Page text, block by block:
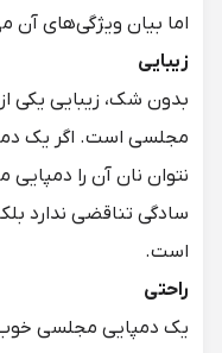
اما بیان ویژگی‌های آن
زیبایی
بدون شک، زیبایی یکی
مجلسی است. اگر یک
نتوان نان آن را
سادگی تناقضی ندارد
است.
راحتی
یک دمپایی مجلسی خوب